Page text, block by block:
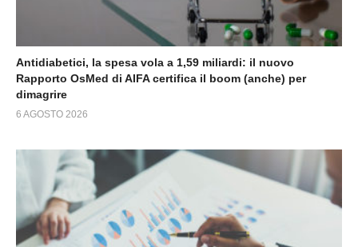
Antidiabetici, la spesa vola a 1,59 miliardi: il nuovo
Rapporto OsMed di AIFA certifica il boom (anche) per
dimagrire
6 AGOSTO 2026